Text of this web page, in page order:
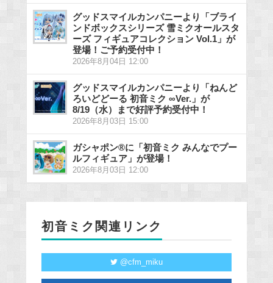
グッドスマイルカンパニーより「ブライ
ンドボックスシリーズ 雪ミクオールスタ
ーズ フィギュアコレクション Vol.1」が
登場！ご予約受付中！
2026年8月04日 12:00
グッドスマイルカンパニーより「ねんど
ろいどどーる 初音ミク ∞Ver.」が
8/19（水）まで好評予約受付中！
2026年8月03日 15:00
ガシャポン®に「初音ミク みんなでプー
ルフィギュア」が登場！
2026年8月03日 12:00
初音ミク関連リンク
@cfm_miku